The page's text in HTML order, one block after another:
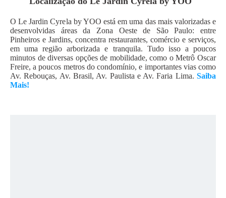
O Le Jardin Cyrela by YOO está em uma das mais valorizadas e
desenvolvidas áreas da Zona Oeste de São Paulo: entre
Pinheiros e Jardins, concentra restaurantes, comércio e serviços,
em uma região arborizada e tranquila. Tudo isso a poucos
minutos de diversas opções de mobilidade, como o Metrô Oscar
Freire, a poucos metros do condomínio, e importantes vias como
Av. Rebouças, Av. Brasil, Av. Paulista e Av. Faria Lima. Saiba
Mais!